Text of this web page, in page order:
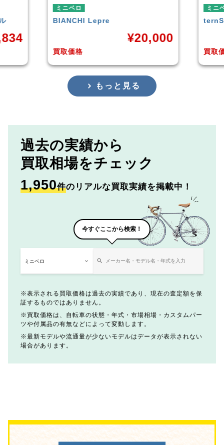
ミニベロ
ternSURGE 2021年モデル
買取価格
¥33,249
ミニ
買取
もっと見る
過去の実績から
買取相場をチェック
1,950件のリアルな買取実績を掲載中！
今すぐここから検索！
表示される買取価格は過去の実績であり、現在の査定額を保
証するものではありません。
買取価格は、自転車の状態・年式・市場相場・カスタムパー
ツや付属品の有無などによって変動します。
最新モデルや流通量が少ないモデルはデータが表示されない
場合があります。